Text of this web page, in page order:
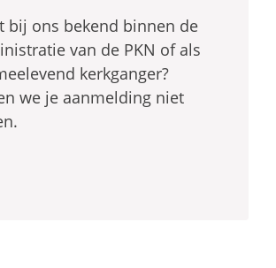
bij ons bekend binnen de
van de PKN of als
kerkganger?
we je aanmelding niet